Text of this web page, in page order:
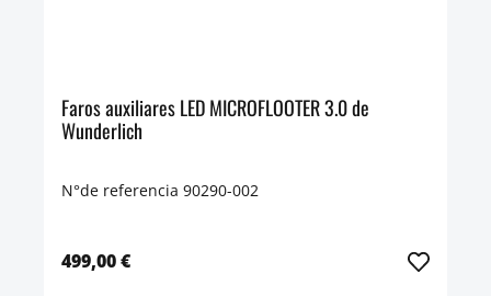
Faros auxiliares LED MICROFLOOTER 3.0 de
Wunderlich
N°de referencia 90290-002
499,00 €